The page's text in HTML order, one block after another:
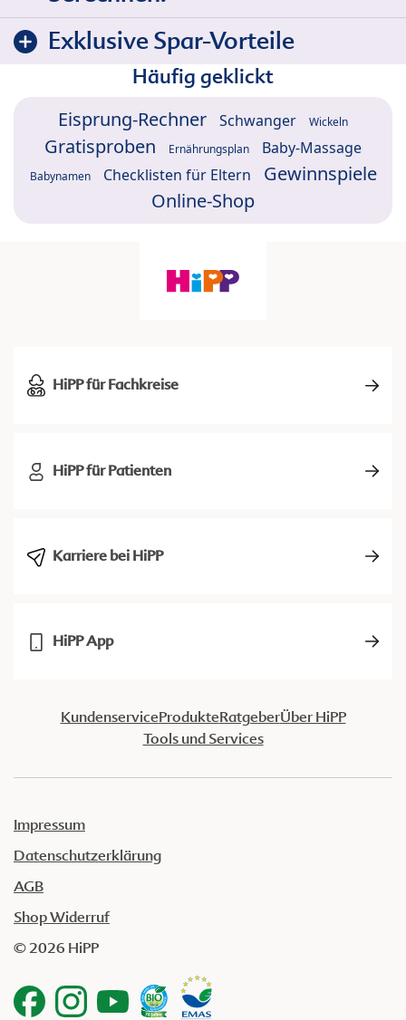
Exklusive Spar-Vorteile
Häufig geklickt
Eisprung-Rechner Schwanger Wickeln
Gratisproben Ernährungsplan Baby-Massage
Babynamen Checklisten für Eltern
Gewinnspiele
Online-Shop
HiPP für Fachkreise
HiPP für Patienten
Karriere bei HiPP
HiPP App
KundenserviceProdukteRatgeberÜber HiPP
Tools und Services
Impressum
Datenschutzerklärung
AGB
Shop Widerruf
© 2026 HiPP